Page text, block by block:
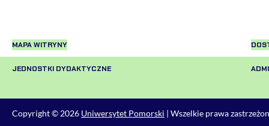
MAPA WITRYNY
JEDNOSTKI DYDAKTYCZNE
Copyright © 2026 Uniwersytet Pomorski | Wszelkie prawa